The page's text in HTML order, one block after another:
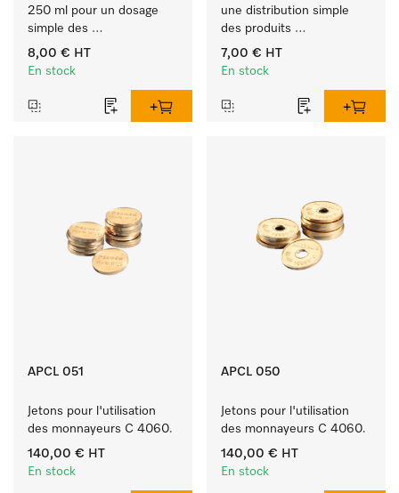
250 ml pour un dosage
simple des
produits ProCare.
8,00 € HT
En stock
une distribution simple
des produits
liquides ProCare.
7,00 € HT
En stock
APCL 051
Jetons pour l'utilisation
des monnayeurs C 4060.
140,00 € HT
En stock
APCL 050
Jetons pour l'utilisation
des monnayeurs C 4060.
140,00 € HT
En stock